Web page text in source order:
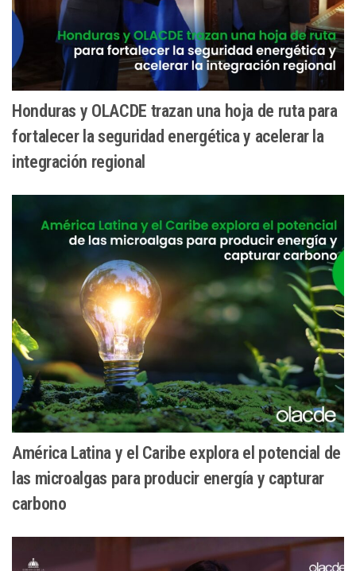
Honduras y OLACDE trazan una hoja de ruta para
fortalecer la seguridad energética y acelerar la
integración regional
América Latina y el Caribe explora el potencial de
las microalgas para producir energía y capturar
carbono